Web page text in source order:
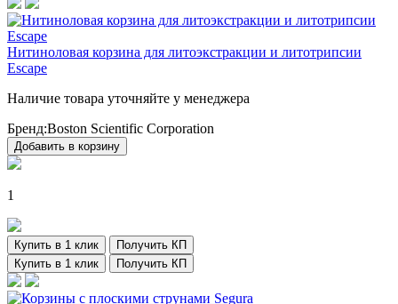
Нитиноловая корзина для литоэкстракции и литотрипсии
Escape
Наличие товара уточняйте у менеджера
Бренд:Boston Scientific Corporation
Добавить в корзину
1
Купить в 1 клик
Получить КП
Купить в 1 клик
Получить КП